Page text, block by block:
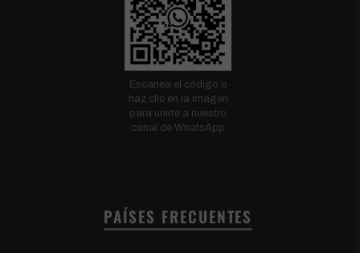
Escanea el código o
haz clic en la imagen
para unirte a nuestro
canal de WhatsApp
PAÍSES FRECUENTES